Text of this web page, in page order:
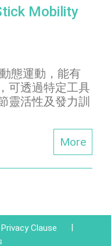
Mobility
態運動，能有
可透過特定工具
靈活性及發力訓
More
Privacy Clause
|